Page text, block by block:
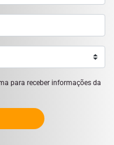
para receber informações da